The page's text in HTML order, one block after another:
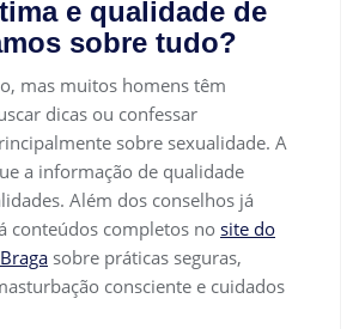
e qualidade de
sobre tudo?
mas muitos homens têm
dicas ou confessar
sobre sexualidade. A
a informação de qualidade
Além dos conselhos já
conteúdos completos no site do
sobre práticas seguras,
consciente e cuidados